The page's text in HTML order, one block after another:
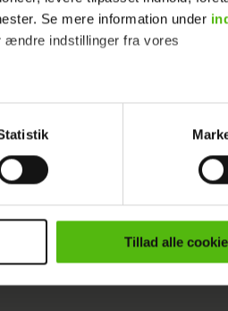
Se mere information under
indstillinger fra vores
relevant journalistisk
på vores hjemmeside. Vi
Tillad alle
med
CHOK: Medina er